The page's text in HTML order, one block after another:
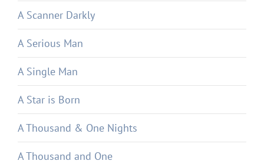
A Scanner Darkly
A Serious Man
A Single Man
A Star is Born
A Thousand & One Nights
A Thousand and One